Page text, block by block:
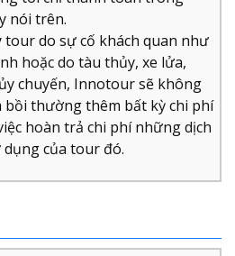
nói trên.
do sự cố khách quan như
hoặc do tàu thủy, xe lửa,
chuyến, Innotour sẽ không
bồi thường thêm bất kỳ chi phí
hoàn trả chi phí những dịch
của tour đó.